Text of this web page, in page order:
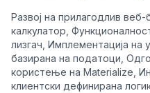
Развој на прилагодлив веб-
калкулатор,
лизгач, Имплементација на
базирана на податоци,
користење на Materialize,
клиентски дефинирана